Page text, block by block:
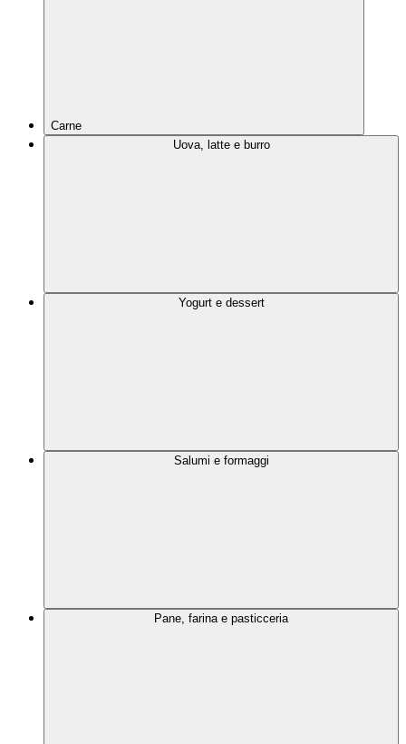
Carne
Uova, latte e burro
Yogurt e dessert
Salumi e formaggi
Pane, farina e pasticceria